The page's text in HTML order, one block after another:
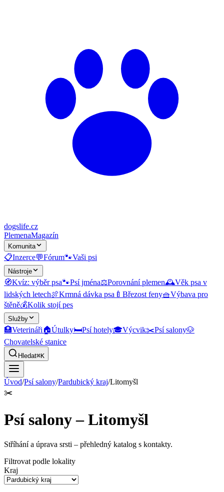
dogslife.cz
PlemenaMagazín
Komunita
📋Inzerce💬Fórum🐾Vaši psi
Nástroje
🧭Kvíz: výběr psa🐾Psí jména⚖️Porovnání plemen🕰️Věk psa v
lidských letech🍖Krmná dávka psa 🍼 Březost feny🧺Výbava pro
štěně💰Kolik stojí pes
Služby
🏥Veterináři🏠Útulky🛏️Psí hotely🎓Výcvik✂️Psí salony🐶
Chovatelské stanice
Hledat⌘K
Úvod/Psí salony/Pardubický kraj/Litomyšl
✂️
Psí salony – Litomyšl
Stříhání a úprava srsti – přehledný katalog s kontakty.
Filtrovat podle lokality
Kraj